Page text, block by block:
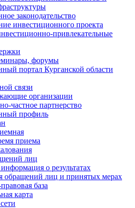
законодательство
инвестиционного проекта
привлекательные
форумы
портал Курганской области
связи
организации
частное партнерство
профиль
приема
лиц
о результатах
обращений лиц и принятых мерах
база
карта